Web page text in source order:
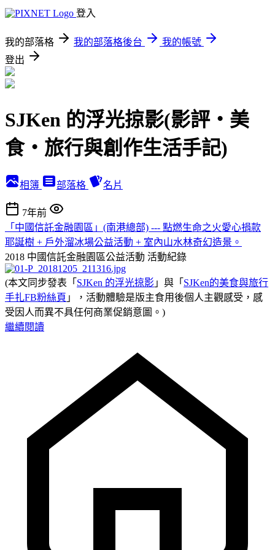
登入
我的部落格 我的部落格後台
我的帳號
登出
SJKen 的浮光掠影(影評‧美
食‧旅行與創作生活手記)
相簿 部落格 名片
7年前
「中國信託金融園區」(南港總部) --- 點燃生命之火愛心捐款
耶誕樹 + 戶外溜冰場公益活動 + 室內山水林奇幻造景。
2018 中國信託金融園區公益活動 活動紀錄
(本文同步發表「 SJKen 的浮光掠影 」與「 SJKen的美食與旅行
手扎FB粉絲頁 」，活動體驗是版主食用後個人主觀感受，感
受因人而異不具任何商業促銷意圖。)
繼續閱讀